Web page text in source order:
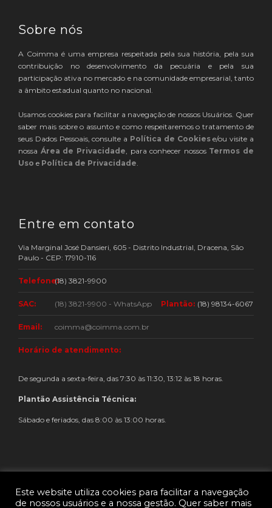
Sobre nós
A Coimma é uma empresa respeitada pela sua história, pela sua
contribuição no desenvolvimento da pecuária e pela sua
participação ativa no mercado e na comunidade empresarial, tanto
a âmbito estadual quanto no nacional.
Usamos cookies para facilitar a navegação de nossos Usuários. Quer
saber mais sobre o assunto e como respeitaremos o tratamento de
seus Dados Pessoais, consulte a Política de Cookies e/ou visite a
nossa Área de Privacidade, para conhecer nossos Termos de
Uso e Política de Privacidade.
Entre em contato
Via Marginal José Dansieri, 605 - Distrito Industrial, Dracena, São
Paulo - CEP: 17910-116
Telefone:(18) 3821-9900
SAC: (18) 3821-9900 - WhatsApp Plantão: (18) 98134-6067
Email: coimma@coimma.com.br
Horário de atendimento:
De segunda a sexta-feira, das 7:30 às 11:30, 13:12 às 18 horas.
Plantão Assistência Técnica:
Sábado e feriados, das 8:00 às 13:00 horas.
Este website utiliza cookies para facilitar a navegação
de nossos usuários e a nossa gestão. Quer saber mais